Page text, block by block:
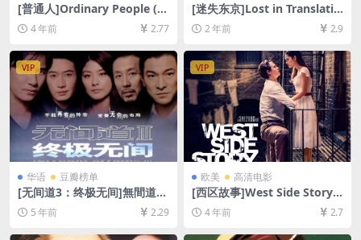
[普通人]Ordinary People (1
980)[百度网盘+迅雷云盘资源
1080P超清未删减][MP4/8G
4 年前 2.77
[迷失东京]Lost in Translatio
n (2003)[百度网盘+夸克网盘1
080P超清未删减资源][网盘在
英字幕]
2 年前 2.9
VIP
华语 豆瓣榜单
[无间道3：终极无间]無間道III
終極無間 (2003) [百度网盘
+迅雷云盘资源1080P超清][M
P4/7.0GB][粤语原声中字]
5 年前 2.29
VIP
欧美 高清电影
[西区故事]West Side Story
(2021)[百度网盘+迅雷云盘资
源1080P超清未删减][MP4/10
GB][中文字幕]
4 年前 2.7